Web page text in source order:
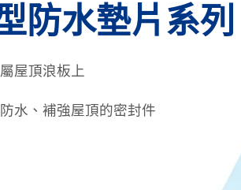
防水墊片系列
屋頂浪板上
水、補強屋頂的密封件